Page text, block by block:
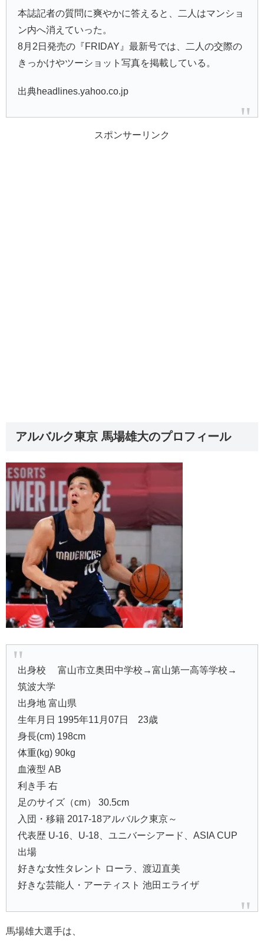
本誌記者の質問に爽やかに答えると、二人はマンショ
ン内へ消えていった。
8月2日発売の『FRIDAY』最新号では、二人の交際の
きっかけやツーショット写真を掲載している。
出典headlines.yahoo.co.jp
スポンサーリンク
アルバルク東京 馬場雄大のプロフィール
出身校 富山市立奥田中学校→富山第一高等学校→
筑波大学
出身地 富山県
生年月日 1995年11月07日 23歳
身長(cm) 198cm
体重(kg) 90kg
血液型 AB
利き手 右
足のサイズ（cm） 30.5cm
入団・移籍 2017-18アルバルク東京～
代表歴 U-16、U-18、ユニバーシアード、ASIA CUP
出場
好きな女性タレント ローラ、渡辺直美
好きな芸能人・アーティスト 池田エライザ
馬場雄大選手は、